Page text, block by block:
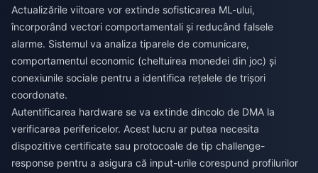
Actualizările viitoare vor extinde sofisticarea ML-ului,
încorporând vectori comportamentali și reducând falsele
alarme. Sistemul va analiza tiparele de comunicare,
comportamentul economic (cheltuirea monedei din joc) și
conexiunile sociale pentru a identifica rețelele de trișori
coordonate.
Autentificarea hardware se va extinde dincolo de DMA la
verificarea perifericelor. Acest lucru ar putea necesita
dispozitive certificate sau protocoale de tip challenge-
response pentru a asigura că input-urile corespund profilurilor